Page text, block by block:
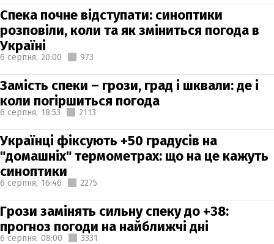
Спека почне відступати: синоптики
розповіли, коли та як зміниться погода в
Україні
6 серпня, 20:00 973
Замість спеки – грози, град і шквали: де і
коли погіршиться погода
6 серпня, 18:53 2113
Українці фіксують +50 градусів на
"домашніх" термометрах: що на це кажуть
синоптики
6 серпня, 16:46 2275
Грози замінять сильну спеку до +38:
прогноз погоди на найближчі дні
6 серпня, 08:00 3331